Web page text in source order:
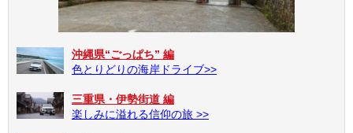
沖縄県“ごっぱち” 編
色とりどりの海岸ドライブ>>
三重県・伊勢街道 編
楽しみに溢れる信仰の旅 >>